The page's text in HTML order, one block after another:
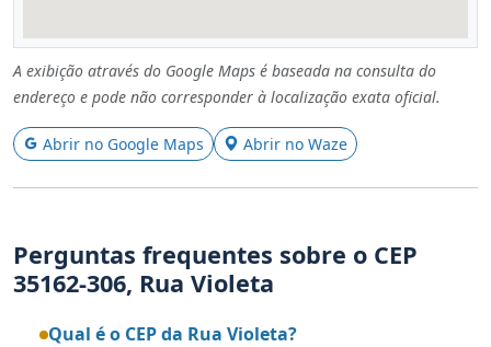
A exibição através do Google Maps é baseada na consulta do
endereço e pode não corresponder à localização exata oficial.
Abrir no Google Maps Abrir no Waze
Perguntas frequentes sobre o CEP
35162-306, Rua Violeta
Qual é o CEP da Rua Violeta?